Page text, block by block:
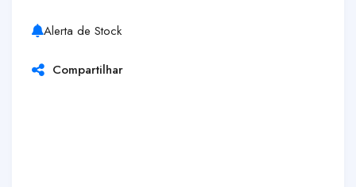
Alerta de Stock
Compartilhar